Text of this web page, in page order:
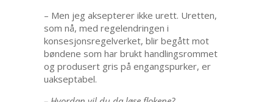
– Men jeg aksepterer ikke urett. Uretten,
som nå, med regelendringen i
konsesjonsregelverket, blir begått mot
bøndene som har brukt handlingsrommet
og produsert gris på engangspurker, er
uakseptabel.